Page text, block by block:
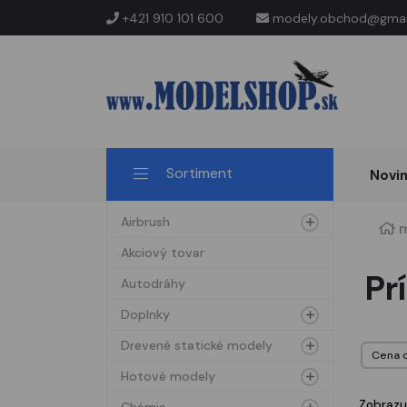
+421 910 101 600
Sortiment
Airbrush
Akciový tovar
Autodráhy
Doplnky
Drevené statické modely
Hotové modely